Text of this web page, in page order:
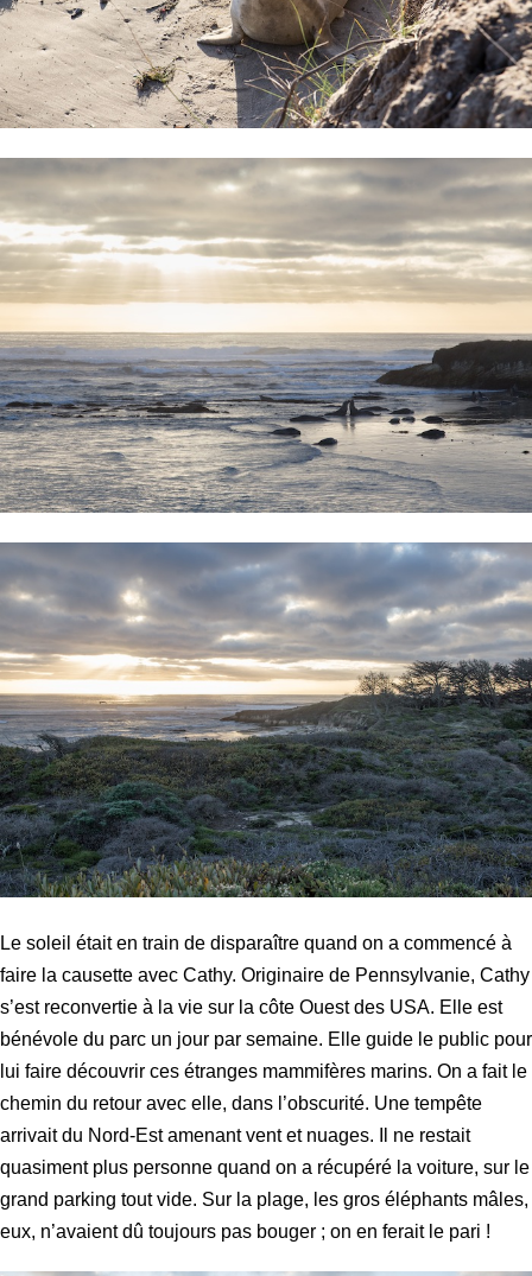
Le soleil était en train de disparaître quand on a commencé à
faire la causette avec Cathy. Originaire de Pennsylvanie, Cathy
s’est reconvertie à la vie sur la côte Ouest des USA. Elle est
bénévole du parc un jour par semaine. Elle guide le public pour
lui faire découvrir ces étranges mammifères marins. On a fait le
chemin du retour avec elle, dans l’obscurité. Une tempête
arrivait du Nord-Est amenant vent et nuages. Il ne restait
quasiment plus personne quand on a récupéré la voiture, sur le
grand parking tout vide. Sur la plage, les gros éléphants mâles,
eux, n’avaient dû toujours pas bouger ; on en ferait le pari !